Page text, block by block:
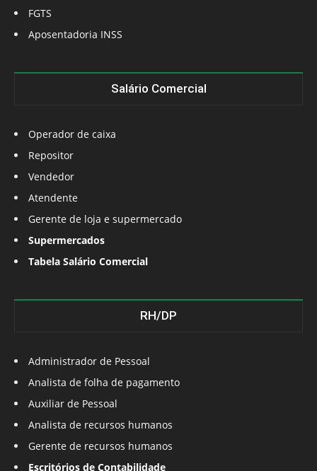
FGTS
Aposentadoria INSS
Salário Comercial
Operador de caixa
Repositor
Vendedor
Atendente
Gerente de loja e supermercado
Supermercados
Tabela Salário Comercial
RH/DP
Administrador de Pessoal
Analista de folha de pagamento
Auxiliar de Pessoal
Analista de recursos humanos
Gerente de recursos humanos
Escritórios de Contabilidade